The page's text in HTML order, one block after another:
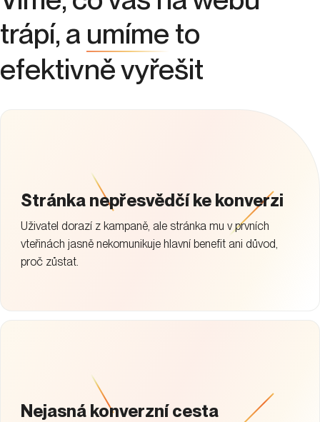
trápí, a umíme to
efektivně vyřešit
Stránka nepřesvědčí ke konverzi
Uživatel dorazí z kampaně, ale stránka mu v prvních
vteřinách jasně nekomunikuje hlavní benefit ani důvod,
proč zůstat.
Nejasná konverzní cesta